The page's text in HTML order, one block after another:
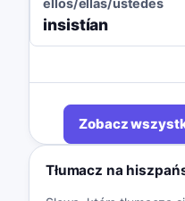
ellos/ellas/ustedes
insistían
Zobacz
Tłumacz na